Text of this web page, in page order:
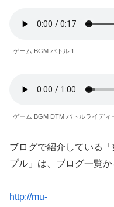
ゲーム BGM バトル１
ゲーム BGM DTM バトルライディ
ブログで紹介している
プル」は、ブログ一覧か
http://mu-